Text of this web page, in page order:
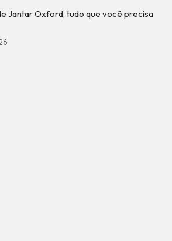
Jantar Oxford, tudo que você precisa